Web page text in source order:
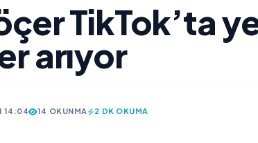
TikTok’ta
arıyor
14:04 14 OKUNMA 2 DK OKUMA